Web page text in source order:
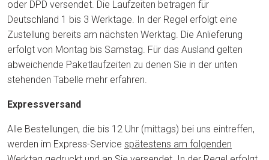
oder DPD versendet. Die Laufzeiten betragen für
Deutschland 1 bis 3 Werktage. In der Regel erfolgt eine
Zustellung bereits am nächsten Werktag. Die Anlieferung
erfolgt von Montag bis Samstag. Für das Ausland gelten
abweichende Paketlaufzeiten zu denen Sie in der unten
stehenden Tabelle mehr erfahren.
Expressversand
Alle Bestellungen, die bis 12 Uhr (mittags) bei uns eintreffen,
werden im Express-Service spätestens am folgenden